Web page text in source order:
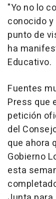
"Yo no lo
conocido
punto de
ha
Educativo.
Fuentes
Press que
petición
del
que ahora
Gobierno
esta